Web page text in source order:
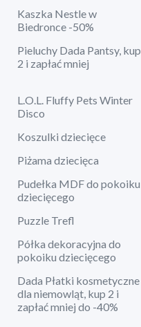
Kaszka Nestle w
Biedronce -50%
Pieluchy Dada Pantsy, kup
2 i zapłać mniej
L.O.L. Fluffy Pets Winter
Disco
Koszulki dziecięce
Piżama dziecięca
Pudełka MDF do pokoiku
dziecięcego
Puzzle Trefl
Półka dekoracyjna do
pokoiku dziecięcego
Dada Płatki kosmetyczne
dla niemowląt, kup 2 i
zapłać mniej do -40%